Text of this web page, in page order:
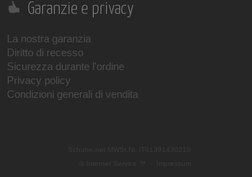
Garanzie e privacy
La nostra garanzia
Diritto di recesso
Sicurezza durante l'ordine
Privacy policy
Condizioni generali di vendita